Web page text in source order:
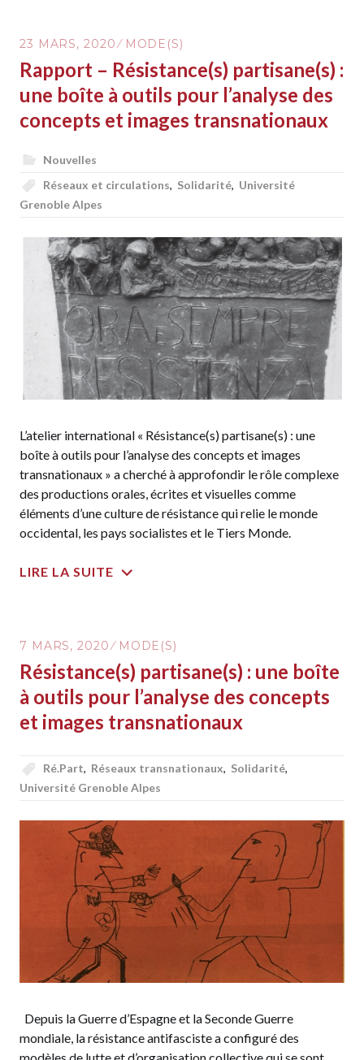
VISUALITÉS
DEPUIS
LA
SECONDE
GUERRE
23 MARS, 2020 MODE(S)
Rapport – Résistance(s) partisane(s) :
une boîte à outils pour l’analyse des
concepts et images transnationaux
Nouvelles
Réseaux et circulations, Solidarité, Université
Grenoble Alpes
L’atelier international « Résistance(s) partisane(s) : une
boîte à outils pour l’analyse des concepts et images
transnationaux » a cherché à approfondir le rôle complexe
des productions orales, écrites et visuelles comme
éléments d’une culture de résistance qui relie le monde
occidental, les pays socialistes et le Tiers Monde.
LIRE LA SUITE
7 MARS, 2020 MODE(S)
Résistance(s) partisane(s) : une boîte
à outils pour l’analyse des concepts
et images transnationaux
Ré.Part, Réseaux transnationaux, Solidarité,
Université Grenoble Alpes
Depuis la Guerre d’Espagne et la Seconde Guerre
mondiale, la résistance antifasciste a configuré des
modèles de lutte et d’organisation collective qui se sont